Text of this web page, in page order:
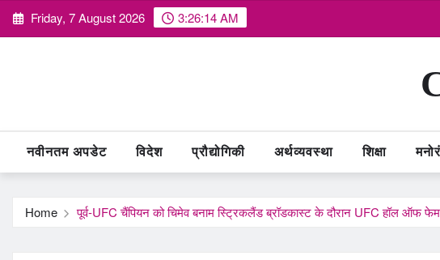
Skip Friday, 7 August 2026 3:26:14 AM
नवीनतम अपडेट विदेश प्रौद्योगिकी अर्थव्यवस्था शिक्षा
Home पूर्व-UFC चैंपियन को चिमेव बनाम स्ट्रिकलैंड ब्रॉडकास्ट के दौरान UFC हॉल ऑफ फेम